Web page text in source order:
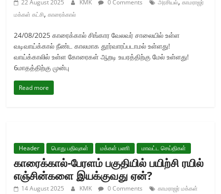
22 August 2025 KMK 0 Comments அரசியல் காமராஜர்
மக்கள் கட்சி,காரைக்கால்
24/08/2025 காரைக்கால் சிங்கார வேலவர் சாலையில் உள்ள
வடிவாய்க்கால் நீண்ட காலமாக தூர்வாரப்படாமல் உள்ளது!
வாய்க்காலில் உள்ள கோரைகள் ஆறடி உயரத்திற்கு மேல் உள்ளது!
6மாதத்திற்கு முன்பு
Read more
Header பொது பதிவுகள் மக்கள் பணி மாவட்ட செய்திகள்
காரைக்கால்-பேரளம் பகுதியில் பயிற்சி ரயில்
எஞ்சின்களை இயக்குவது ஏன்?
14 August 2025 KMK 0 Comments
காமராஜர் மக்கள்